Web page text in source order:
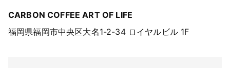
CARBON COFFEE ART OF LIFE
福岡県福岡市中央区大名1-2-34 ロイヤルビル 1F